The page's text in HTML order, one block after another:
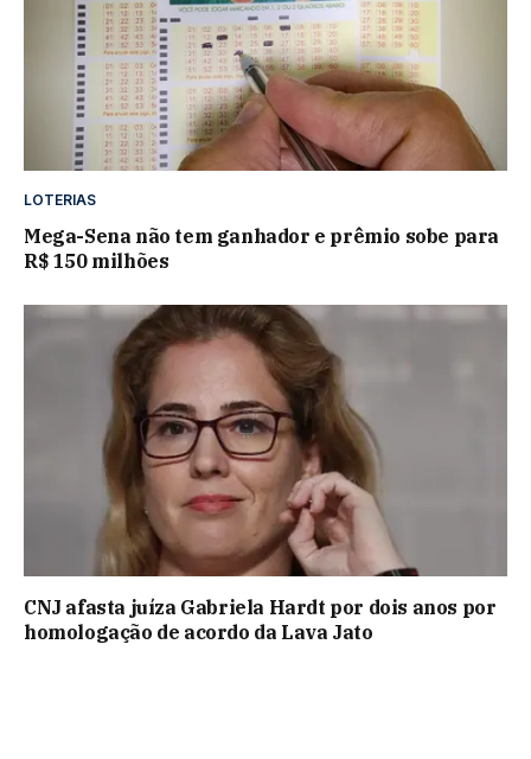
LOTERIAS
Mega-Sena não tem ganhador e prêmio sobe para
R$ 150 milhões
CNJ afasta juíza Gabriela Hardt por dois anos por
homologação de acordo da Lava Jato